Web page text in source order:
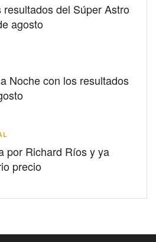
del Súper Astro
agosto
Noche con los resultados
por Richard Ríos y ya
precio